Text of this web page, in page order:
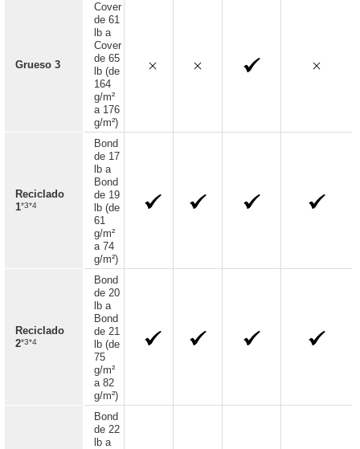
Grueso 3
Cover
de 61
lb a
Cover
de 65
lb (de
164
g/m²
a 176
g/m²)
Reciclado
1*3*4
Bond
de 17
lb a
Bond
de 19
lb (de
61
g/m²
a 74
g/m²)
Reciclado
2*3*4
Bond
de 20
lb a
Bond
de 21
lb (de
75
g/m²
a 82
g/m²)
Bond
de 22
lb a